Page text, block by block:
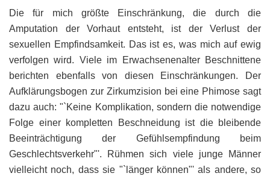
Die für mich größte Einschränkung, die durch die
Amputation der Vorhaut entsteht, ist der Verlust der
sexuellen Empfindsamkeit. Das ist es, was mich auf ewig
verfolgen wird. Viele im Erwachsenenalter Beschnittene
berichten ebenfalls von diesen Einschränkungen. Der
Aufklärungsbogen zur Zirkumzision bei eine Phimose sagt
dazu auch: "`Keine Komplikation, sondern die notwendige
Folge einer kompletten Beschneidung ist die bleibende
Beeinträchtigung der Gefühlsempfindung beim
Geschlechtsverkehr"'. Rühmen sich viele junge Männer
vielleicht noch, dass sie "`länger können"' als andere, so